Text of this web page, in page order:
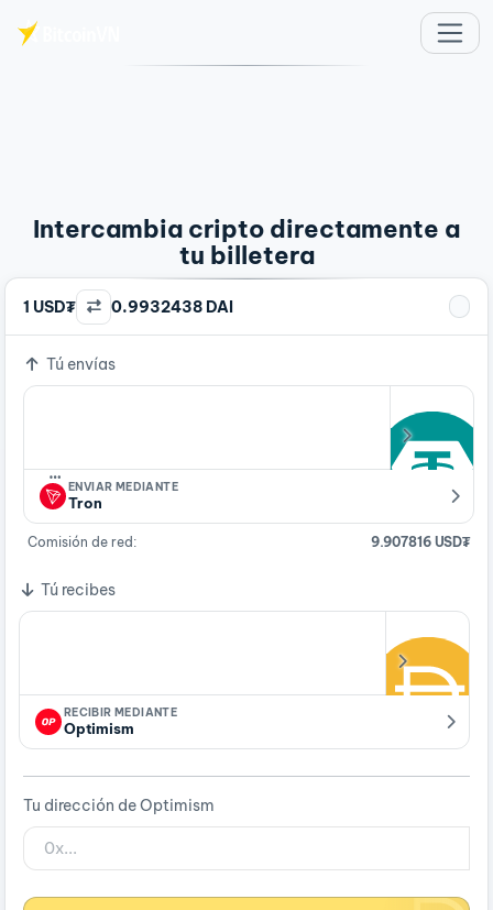
Intercambia cripto directamente a
tu billetera
1 USD₮ 0.9932438 DAI
Tú envías
…
ENVIAR MEDIANTE
Tron
Comisión de red: 9.907816 USD₮
Tú recibes
RECIBIR MEDIANTE
Optimism
Tu dirección de Optimism